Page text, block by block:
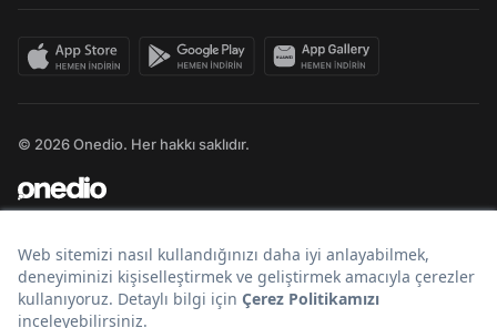
© 2026 Onedio. Her hakkı saklıdır.
Bir markasıdır.